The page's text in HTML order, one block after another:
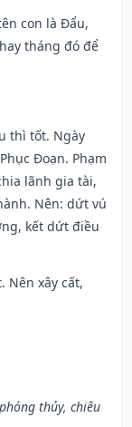
con là Đẩu,
tháng đó để
thì tốt. Ngày
Đoạn. Phạm
lãnh gia tài,
Nên: dứt vú
kết dứt điều
Nên xây cất,
thủy, chiêu